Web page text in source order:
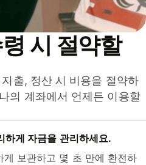
시 절약할
출, 정산 시 비용을 절약하
의 계좌에서 언제든 이용할
하게 자금을 관리하세요.
게 보관하고 몇 초 만에 환전하